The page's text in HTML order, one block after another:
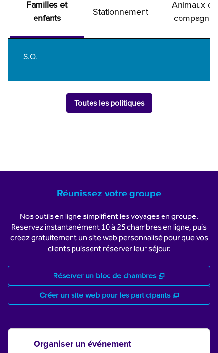
Familles et
enfants
Stationnement
Animaux de
compagnie
S.O.
Toutes les politiques
Réunissez votre groupe
Nos outils en ligne simplifient les voyages en groupe.
Réservez instantanément 10 à 25 chambres en ligne, puis
créez gratuitement un site web personnalisé pour que vos
clients puissent réserver leur séjour.
Réserver un bloc de chambres ,
Créer un site web pour les participants
,
Organiser un événement